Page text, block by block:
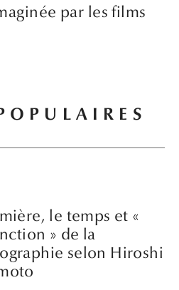
par les films
le temps et «
» de la
selon Hiroshi